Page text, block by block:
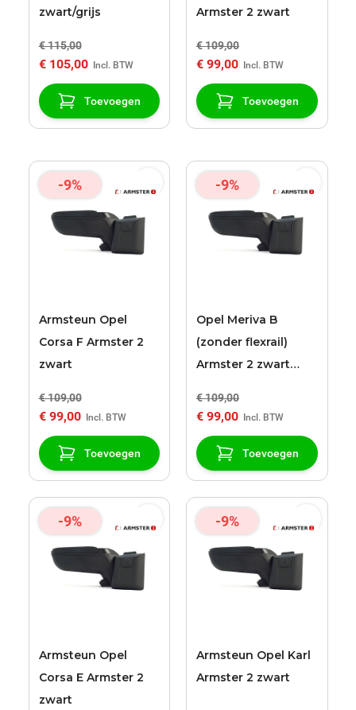
zwart/grijs
€ 115,00
€ 105,00
Toevoegen
Armster 2 zwart
€ 109,00
€ 99,00
Toevoegen
-9%
Armsteun Opel
Corsa F Armster 2
zwart
€ 109,00
€ 99,00
Toevoegen
-9%
Opel Meriva B
(zonder flexrail)
Armster 2 zwart
€ 109,00
€ 99,00
Toevoegen
-9%
Armsteun Opel
Corsa E Armster 2
zwart
-9%
Armsteun Opel Karl
Armster 2 zwart